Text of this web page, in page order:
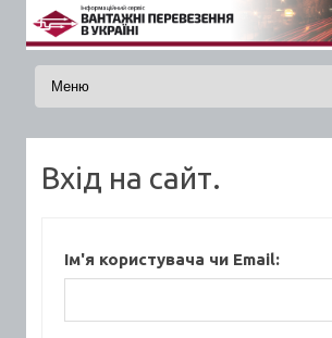
Skip to content
Вхід на сайт.
Ім'я користувача чи Email: